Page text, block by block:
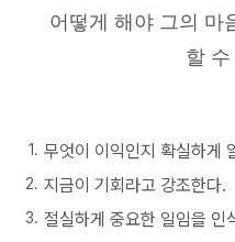
어떻게 해야 그의 마
할
무엇이 이익인지 확실하게
지금이 기회라고 강조한다.
절실하게 중요한 일임을 인